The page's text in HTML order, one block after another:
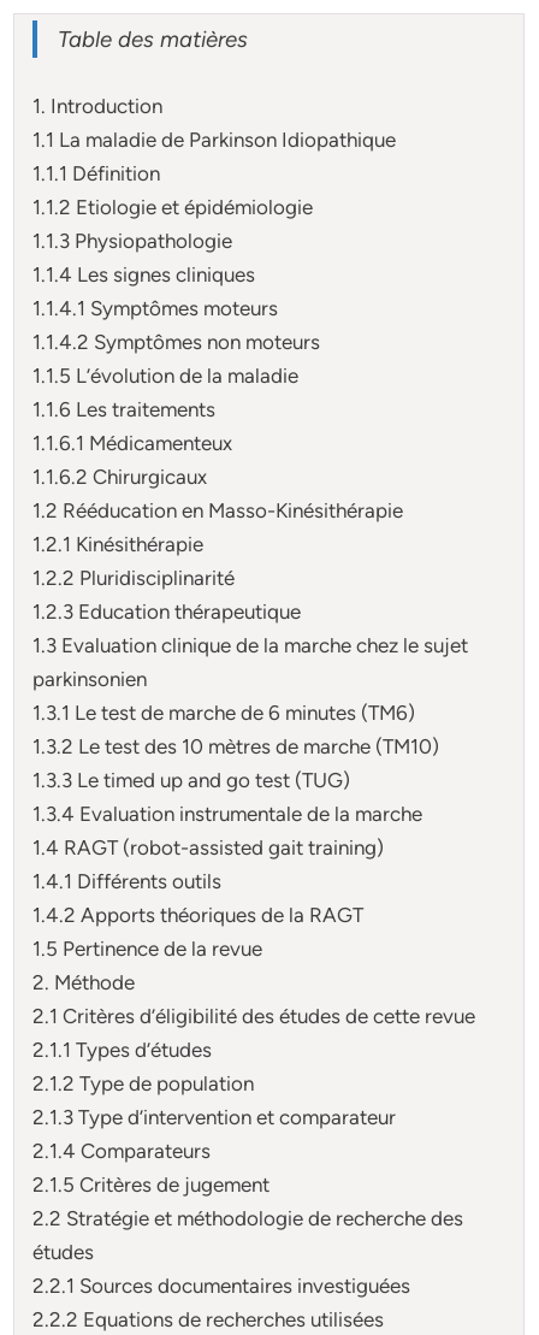
Table des matières
1. Introduction
1.1 La maladie de Parkinson Idiopathique
1.1.1 Définition
1.1.2 Etiologie et épidémiologie
1.1.3 Physiopathologie
1.1.4 Les signes cliniques
1.1.4.1 Symptômes moteurs
1.1.4.2 Symptômes non moteurs
1.1.5 L’évolution de la maladie
1.1.6 Les traitements
1.1.6.1 Médicamenteux
1.1.6.2 Chirurgicaux
1.2 Rééducation en Masso-Kinésithérapie
1.2.1 Kinésithérapie
1.2.2 Pluridisciplinarité
1.2.3 Education thérapeutique
1.3 Evaluation clinique de la marche chez le sujet
parkinsonien
1.3.1 Le test de marche de 6 minutes (TM6)
1.3.2 Le test des 10 mètres de marche (TM10)
1.3.3 Le timed up and go test (TUG)
1.3.4 Evaluation instrumentale de la marche
1.4 RAGT (robot-assisted gait training)
1.4.1 Différents outils
1.4.2 Apports théoriques de la RAGT
1.5 Pertinence de la revue
2. Méthode
2.1 Critères d’éligibilité des études de cette revue
2.1.1 Types d’études
2.1.2 Type de population
2.1.3 Type d’intervention et comparateur
2.1.4 Comparateurs
2.1.5 Critères de jugement
2.2 Stratégie et méthodologie de recherche des
études
2.2.1 Sources documentaires investiguées
2.2.2 Equations de recherches utilisées